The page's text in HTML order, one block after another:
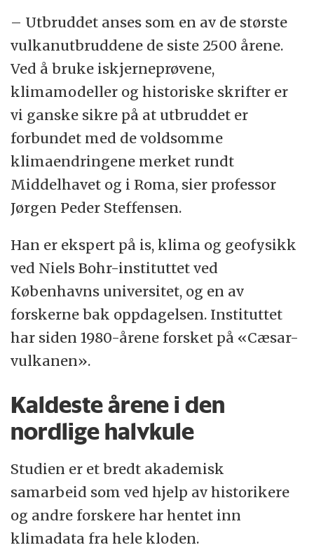
– Utbruddet anses som en av de største
vulkanutbruddene de siste 2500 årene.
Ved å bruke iskjerneprøvene,
klimamodeller og historiske skrifter er
vi ganske sikre på at utbruddet er
forbundet med de voldsomme
klimaendringene merket rundt
Middelhavet og i Roma, sier professor
Jørgen Peder Steffensen.
Han er ekspert på is, klima og geofysikk
ved Niels Bohr-instituttet ved
Københavns universitet, og en av
forskerne bak oppdagelsen. Instituttet
har siden 1980-årene forsket på «Cæsar-
vulkanen».
Kaldeste årene i den
nordlige halvkule
Studien er et bredt akademisk
samarbeid som ved hjelp av historikere
og andre forskere har hentet inn
klimadata fra hele kloden.